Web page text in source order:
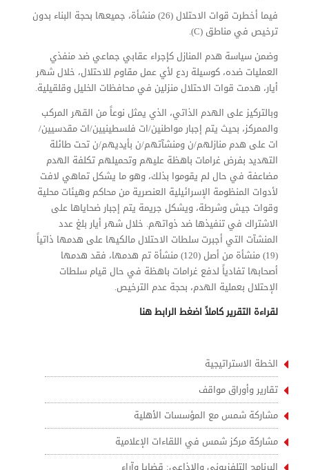
فيما أخطرت قوات الاحتلال (26) منشأة، جميعها بحجة البناء بدون
ترخيص في مناطق (C).
وضمن سياسة هدم المنازل كإجراء عقابي جماعي ضد منفذي
العمليات ضده، كوسيلة ردع لأي عمل مقاوم للاحتلال، خلال شهر
أيار، هدمت قوات الاحتلال منزلين في محافظات الخليل وقلقيلية.
وبالتركيز على الهدم الذاتي، الذي يمثل نوعاً من القهر المركب
والممركز، بحيث يتم إجبار مواطنين/ات فلسطينيين/ات مقدسيين/
ات على هدم منازلهم/ن ومنشآتهم/ن بأيديهم/ن تحت طائلة
التهديد بفرض غرامات باهظة عليهم وتحميلهم تكلفة الهدم
مضاعفة في حال لم يقوموا بذلك، وهو ما يشكل تماهي لافت
لأدوات المنظومة الإسرائيلية العنصرية من محاكم وهيئات محلية
وقوات جيش وشرطة، ويشكل جريمة يتم إجبار ضحاياها على
الاشتراك في تنفيذها ضد ذواتهم. خلال شهر أيار بلغ عدد
المنشآت التي أجبرت سلطات الاحتلال مالكيها على هدمها ذاتياً
(19) منشأة من أصل (120) منشأة تم هدمها، فقد هدمها
أصحابها تفادياً لدفع غرامات باهظة في حال قيام سلطات
الإحتلال بعملية الهدم، بحجة عدم الترخيص.
لقراءة التقرير كاملاً اضغط الرابط هنا
الخطة الاستراتيجية
تقارير وأوراق مواقف
مشاركة شمس مع المؤسسات الأهلية
مشاركة مركز شمس في اللقاءات الإعلامية